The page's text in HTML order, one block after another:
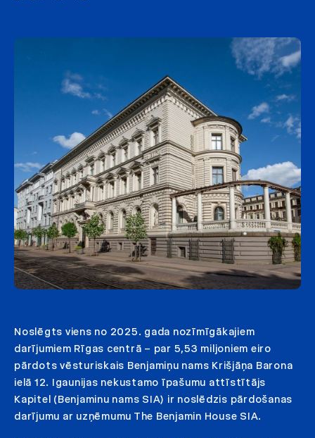
Noslēgts viens no 2025. gada nozīmīgākajiem
darījumiem Rīgas centrā – par 5,53 miljoniem eiro
pārdots vēsturiskais Benjamiņu nams Krišjāņa Barona
ielā 12. Igaunijas nekustamo īpašumu attīstītājs
Kapitel (Benjaminu nams SIA) ir noslēdzis pārdošanas
darījumu ar uzņēmumu The Benjamin House SIA.